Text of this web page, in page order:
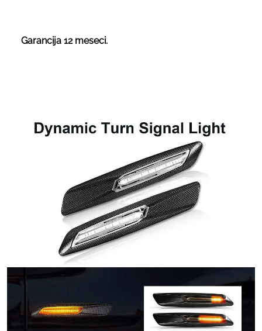
Garancija 12 meseci.